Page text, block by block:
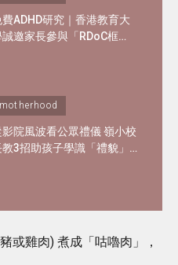
費ADHD研究｜香港教育大
誠邀家長參與「RDoC框
motherhood
影院風波看公眾禮儀 嶺小校
3招助孩子學識「禮貌」
或雞肉) 煮成「咕嚕肉」，